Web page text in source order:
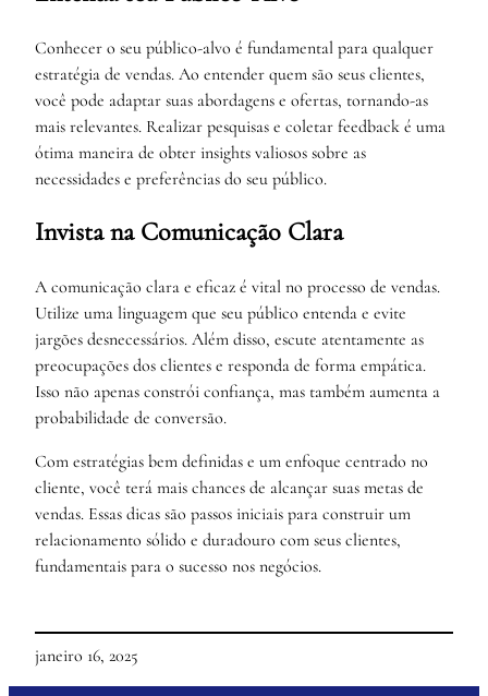
Conhecer o seu público-alvo é fundamental para qualquer
estratégia de vendas. Ao entender quem são seus clientes,
você pode adaptar suas abordagens e ofertas, tornando-as
mais relevantes. Realizar pesquisas e coletar feedback é uma
ótima maneira de obter insights valiosos sobre as
necessidades e preferências do seu público.
Invista na Comunicação Clara
A comunicação clara e eficaz é vital no processo de vendas.
Utilize uma linguagem que seu público entenda e evite
jargões desnecessários. Além disso, escute atentamente as
preocupações dos clientes e responda de forma empática.
Isso não apenas constrói confiança, mas também aumenta a
probabilidade de conversão.
Com estratégias bem definidas e um enfoque centrado no
cliente, você terá mais chances de alcançar suas metas de
vendas. Essas dicas são passos iniciais para construir um
relacionamento sólido e duradouro com seus clientes,
fundamentais para o sucesso nos negócios.
janeiro 16, 2025